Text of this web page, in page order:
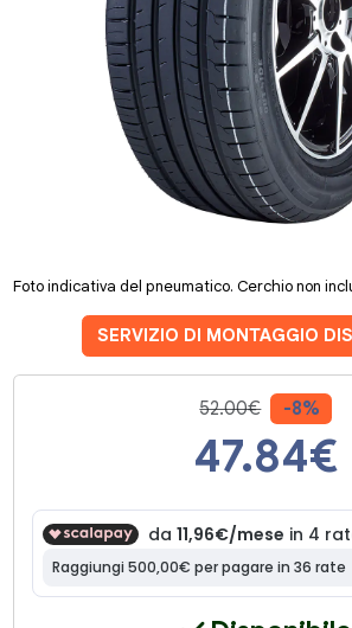
Foto indicativa del pneumatico. Cerchio non
SERVIZIO DI MONTAGGIO
52.00€ -8%
47.84€